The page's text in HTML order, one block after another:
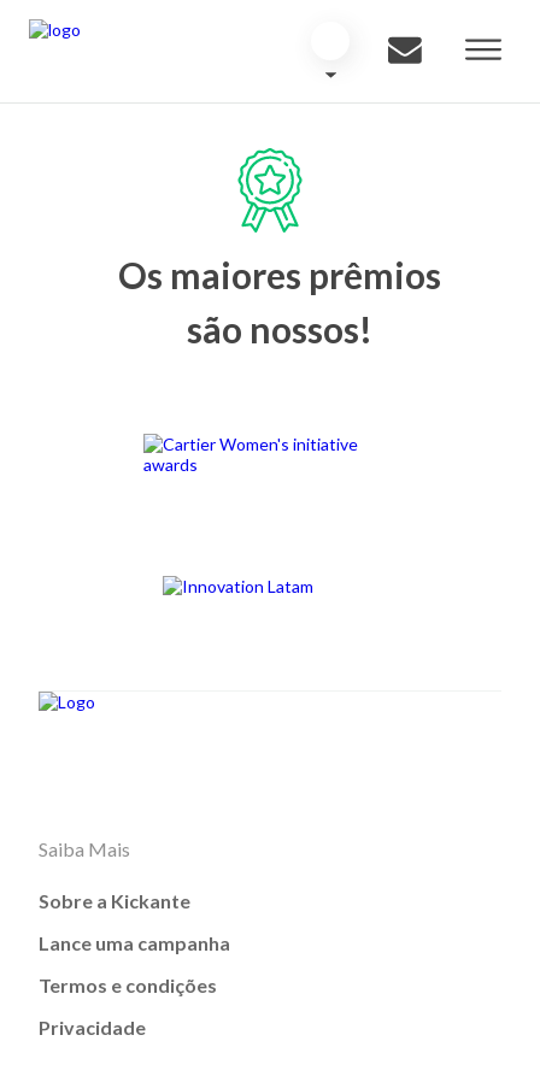
Os maiores prêmios
são nossos!
Saiba Mais
Sobre a Kickante
Lance uma campanha
Termos e condições
Privacidade